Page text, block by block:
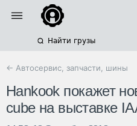
Найти грузы
← Автосервис, запчасти, шины
Hankook покажет
cube на выставке